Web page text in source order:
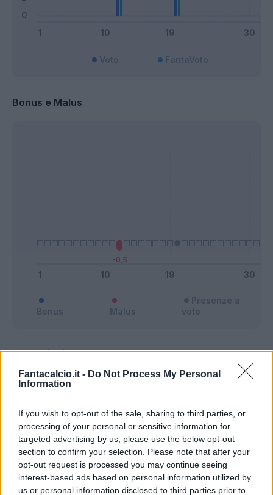
Fantacalcio.it - Do Not Process My Personal
Information
If you wish to opt-out of the sale, sharing to third parties, or
processing of your personal or sensitive information for
targeted advertising by us, please use the below opt-out
section to confirm your selection. Please note that after your
opt-out request is processed you may continue seeing
interest-based ads based on personal information utilized by
us or personal information disclosed to third parties prior to
Bonus e Malus
Bonus Malus
Presenze a
voto
Quotazioni